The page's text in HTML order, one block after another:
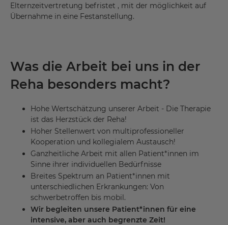
Elternzeitvertretung befristet , mit der möglichkeit auf
Übernahme in eine Festanstellung.
Was die Arbeit bei uns in der
Reha besonders macht?
Hohe Wertschätzung unserer Arbeit - Die Therapie
ist das Herzstück der Reha!
Hoher Stellenwert von multiprofessioneller
Kooperation und kollegialem Austausch!
Ganzheitliche Arbeit mit allen Patient*innen im
Sinne ihrer individuellen Bedürfnisse
Breites Spektrum an Patient*innen mit
unterschiedlichen Erkrankungen: Von
schwerbetroffen bis mobil.
Wir begleiten unsere Patient*innen für eine
intensive, aber auch begrenzte Zeit!